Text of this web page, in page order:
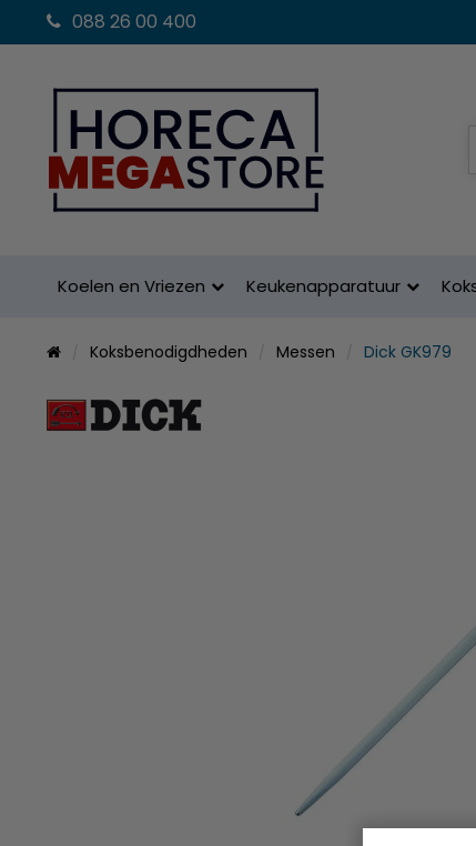
088 26 00 400
Koelen en Vriezen Keukenapparatuur
Koksbenodigdheden Messen Dick GK979